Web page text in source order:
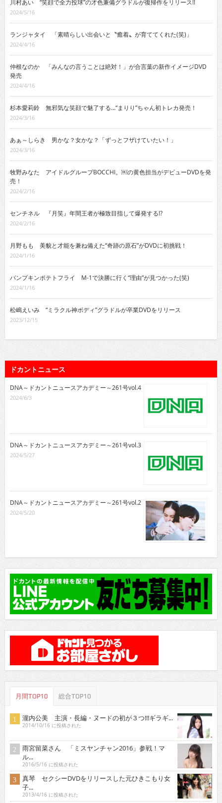
川村あい “笑顔で全力投球”の才色兼備グラドルが復帰作をリリース!!
2024/5/16
ランジャタイ 「素晴らしい出会いと〝癒着〟が育ててくれた(笑)」
2024/4/16
仲根なのか 「みんなの言うことは絶対！」が合言葉の新作イメージDVD
発売
2024/4/16
杉本愛莉鈴 無邪気な笑顔で魅了する…“まりり”ちゃん初トレカ発売！
2024/3/16
あぁ～しらき 男かな？女かな？「ずっとフザけていたい！」
2024/3/16
牧野みなた アイドルグループBOCCHI。￼の黄色担当がデビューDVDを発
売！
2024/2/16
センチネル 『月笑』年間王者が極致目指して爆発する!?
2024/2/16
月野もも 美貌と才能を兼ね備えた“奇跡の原石”がDVDに初挑戦！
2024/1/16
パンプキンポテトフライ M-1で決勝に行く“理由”が見つかった(笑)
2024/1/16
松嶋えいみ “ミラクル神ボディ”グラドルが卒業DVDをリリース
2023/12/15
ドカントニュース
DNA～ドカントニュースアカデミー～261号vol.4
2024/6/3
DNA～ドカントニュースアカデミー～261号vol.3
2024/5/27
DNA～ドカントニュースアカデミー～261号vol.2
2024/5/20
月間TOP10 総合TOP10
瀧内公美 主演・長編・ヌードの初が３つ!!!ギラギ...
2014/10/16 に投稿された
雨宮留菜さん 「ミスヤンチャン2016」参戦！マ
ル...
2016/5/16 に投稿された
真琴 セクシーDVDをリリースした元ひきこもり女
子...
2013/4/16 に投稿された